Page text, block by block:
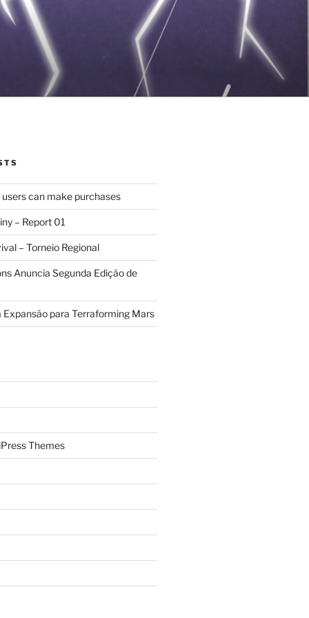
can make purchases
– Report 01
– Torneio Regional
Anuncia Segunda Edição de
Expansão para Terraforming Mars
Themes